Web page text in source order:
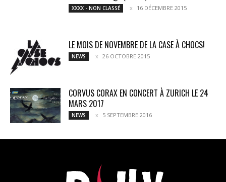
XXXX - NON CLASSÉ 16 DÉCEMBRE 2015
LE MOIS DE NOVEMBRE DE LA CASE À CHOCS!
NEWS 26 OCTOBRE 2015
CORVUS CORAX EN CONCERT À ZURICH LE 24
MARS 2017
NEWS 5 SEPTEMBRE 2016